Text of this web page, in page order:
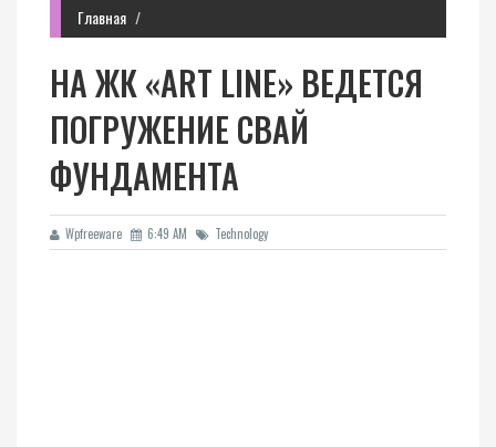
Главная
НА ЖК «ART LINE» ВЕДЕТСЯ
ПОГРУЖЕНИЕ СВАЙ
ФУНДАМЕНТА
Wpfreeware 6:49 AM Technology